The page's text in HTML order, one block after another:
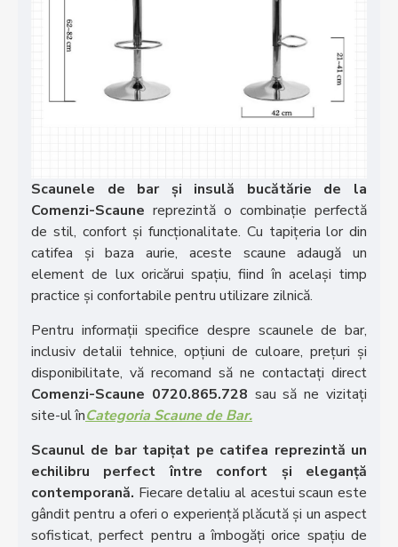
Scaunele de bar și insulă bucătărie de la
Comenzi-Scaune reprezintă o combinație perfectă
de stil, confort și funcționalitate. Cu tapițeria lor din
catifea și baza aurie, aceste scaune adaugă un
element de lux oricărui spațiu, fiind în același timp
practice și confortabile pentru utilizare zilnică.
Pentru informații specifice despre scaunele de bar,
inclusiv detalii tehnice, opțiuni de culoare, prețuri și
disponibilitate, vă recomand să ne contactați direct
Comenzi-Scaune 0720.865.728 sau să ne vizitați
site-ul înCategoria Scaune de Bar.
Scaunul de bar tapițat pe catifea reprezintă un
echilibru perfect între confort și eleganță
contemporană. Fiecare detaliu al acestui scaun este
gândit pentru a oferi o experiență plăcută și un aspect
sofisticat, perfect pentru a îmbogăți orice spațiu de